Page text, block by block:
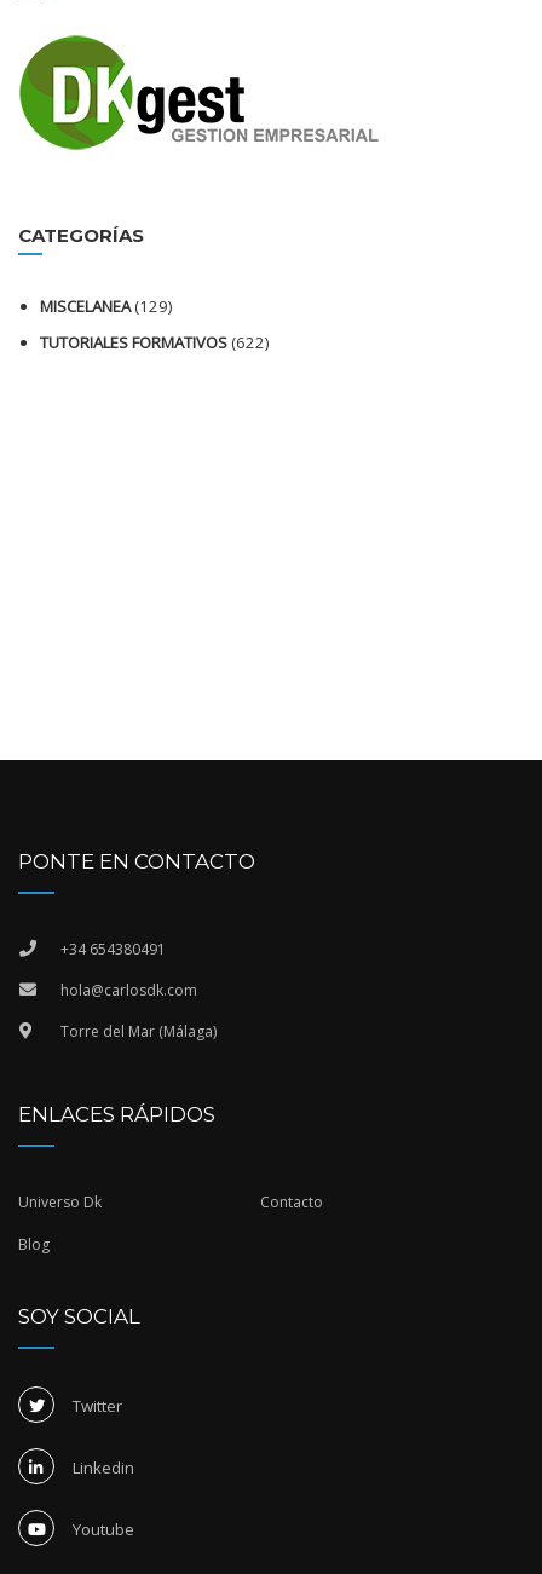
CATEGORÍAS
MISCELANEA(129)
TUTORIALES FORMATIVOS(622)
PONTE EN CONTACTO
+34 654380491
hola@carlosdk.com
Torre del Mar (Málaga)
ENLACES RÁPIDOS
Universo Dk Contacto
Blog
SOY SOCIAL
Twitter
Linkedin
Youtube